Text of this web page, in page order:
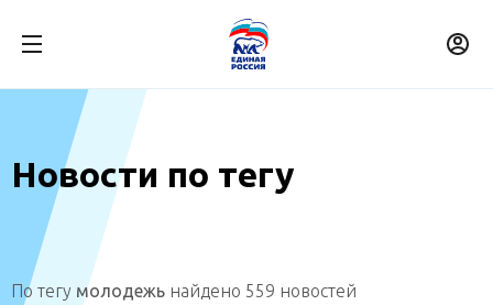
Новости по тегу
По тегу молодежь найдено 559 новостей